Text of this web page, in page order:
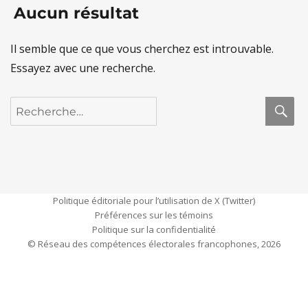
Aucun résultat
Il semble que ce que vous cherchez est introuvable.
Essayez avec une recherche.
Recherche
pour :
Politique éditoriale pour l’utilisation de X (Twitter)
Préférences sur les témoins
Politique sur la confidentialité
© Réseau des compétences électorales francophones, 2026